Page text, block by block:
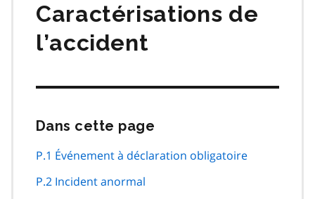
Caractérisations de
l’accident
Dans cette page
navigation
P.1 Événement à déclaration obligatoire
P.2 Incident anormal